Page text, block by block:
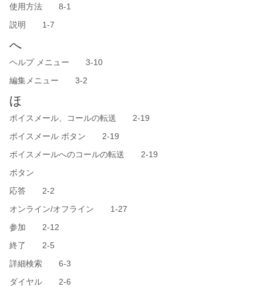
使用方法 8-1
説明 1-7
へ
ヘルプ メニュー 3-10
編集メニュー 3-2
ほ
ボイスメール、コールの転送 2-19
ボイスメール ボタン 2-19
ボイスメールへのコールの転送 2-19
ボタン
応答 2-2
オンライン/オフライン 1-27
参加 2-12
終了 2-5
詳細検索 6-3
ダイヤル 2-6